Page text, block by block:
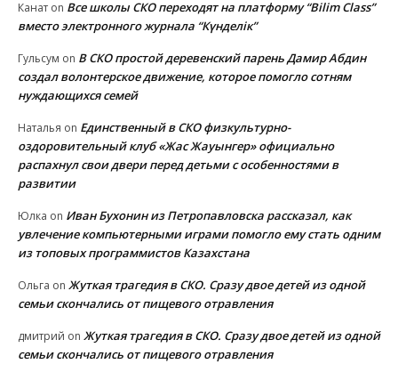
Канат on Все школы СКО переходят на платформу “Bilim Class”
вместо электронного журнала “Күнделік”
Гульсум on В СКО простой деревенский парень Дамир Абдин
создал волонтерское движение, которое помогло сотням
нуждающихся семей
Наталья on Единственный в СКО физкультурно-
оздоровительный клуб «Жас Жауынгер» официально
распахнул свои двери перед детьми с особенностями в
развитии
Юлка on Иван Бухонин из Петропавловска рассказал, как
увлечение компьютерными играми помогло ему стать одним
из топовых программистов Казахстана
Ольга on Жуткая трагедия в СКО. Сразу двое детей из одной
семьи скончались от пищевого отравления
дмитрий on Жуткая трагедия в СКО. Сразу двое детей из одной
семьи скончались от пищевого отравления